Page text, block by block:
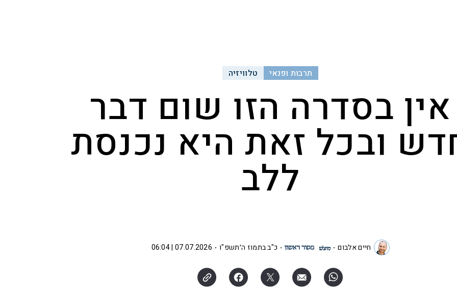
תרבות ופנאי טלוויזיה
אין בסדרה הזו שום דבר
ובכל זאת היא נכנסת
ללב
חיים אלבום כ"ב בתמוז ה׳תשפ"ו 07.07.2026 | 06:04